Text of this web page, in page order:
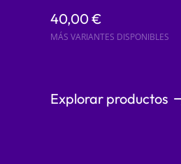
40,00 €
MÁS VARIANTES DISPONIBLES
Explorar productos